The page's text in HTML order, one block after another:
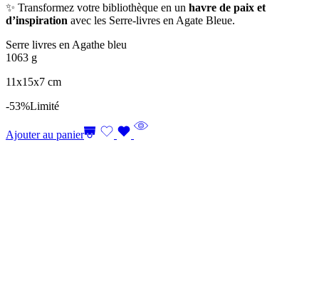
✨ Transformez votre bibliothèque en un havre de paix et
d’inspiration avec les Serre-livres en Agate Bleue.
Serre livres en Agathe bleu
1063 g
11x15x7 cm
-53%Limité
Ajouter au panier